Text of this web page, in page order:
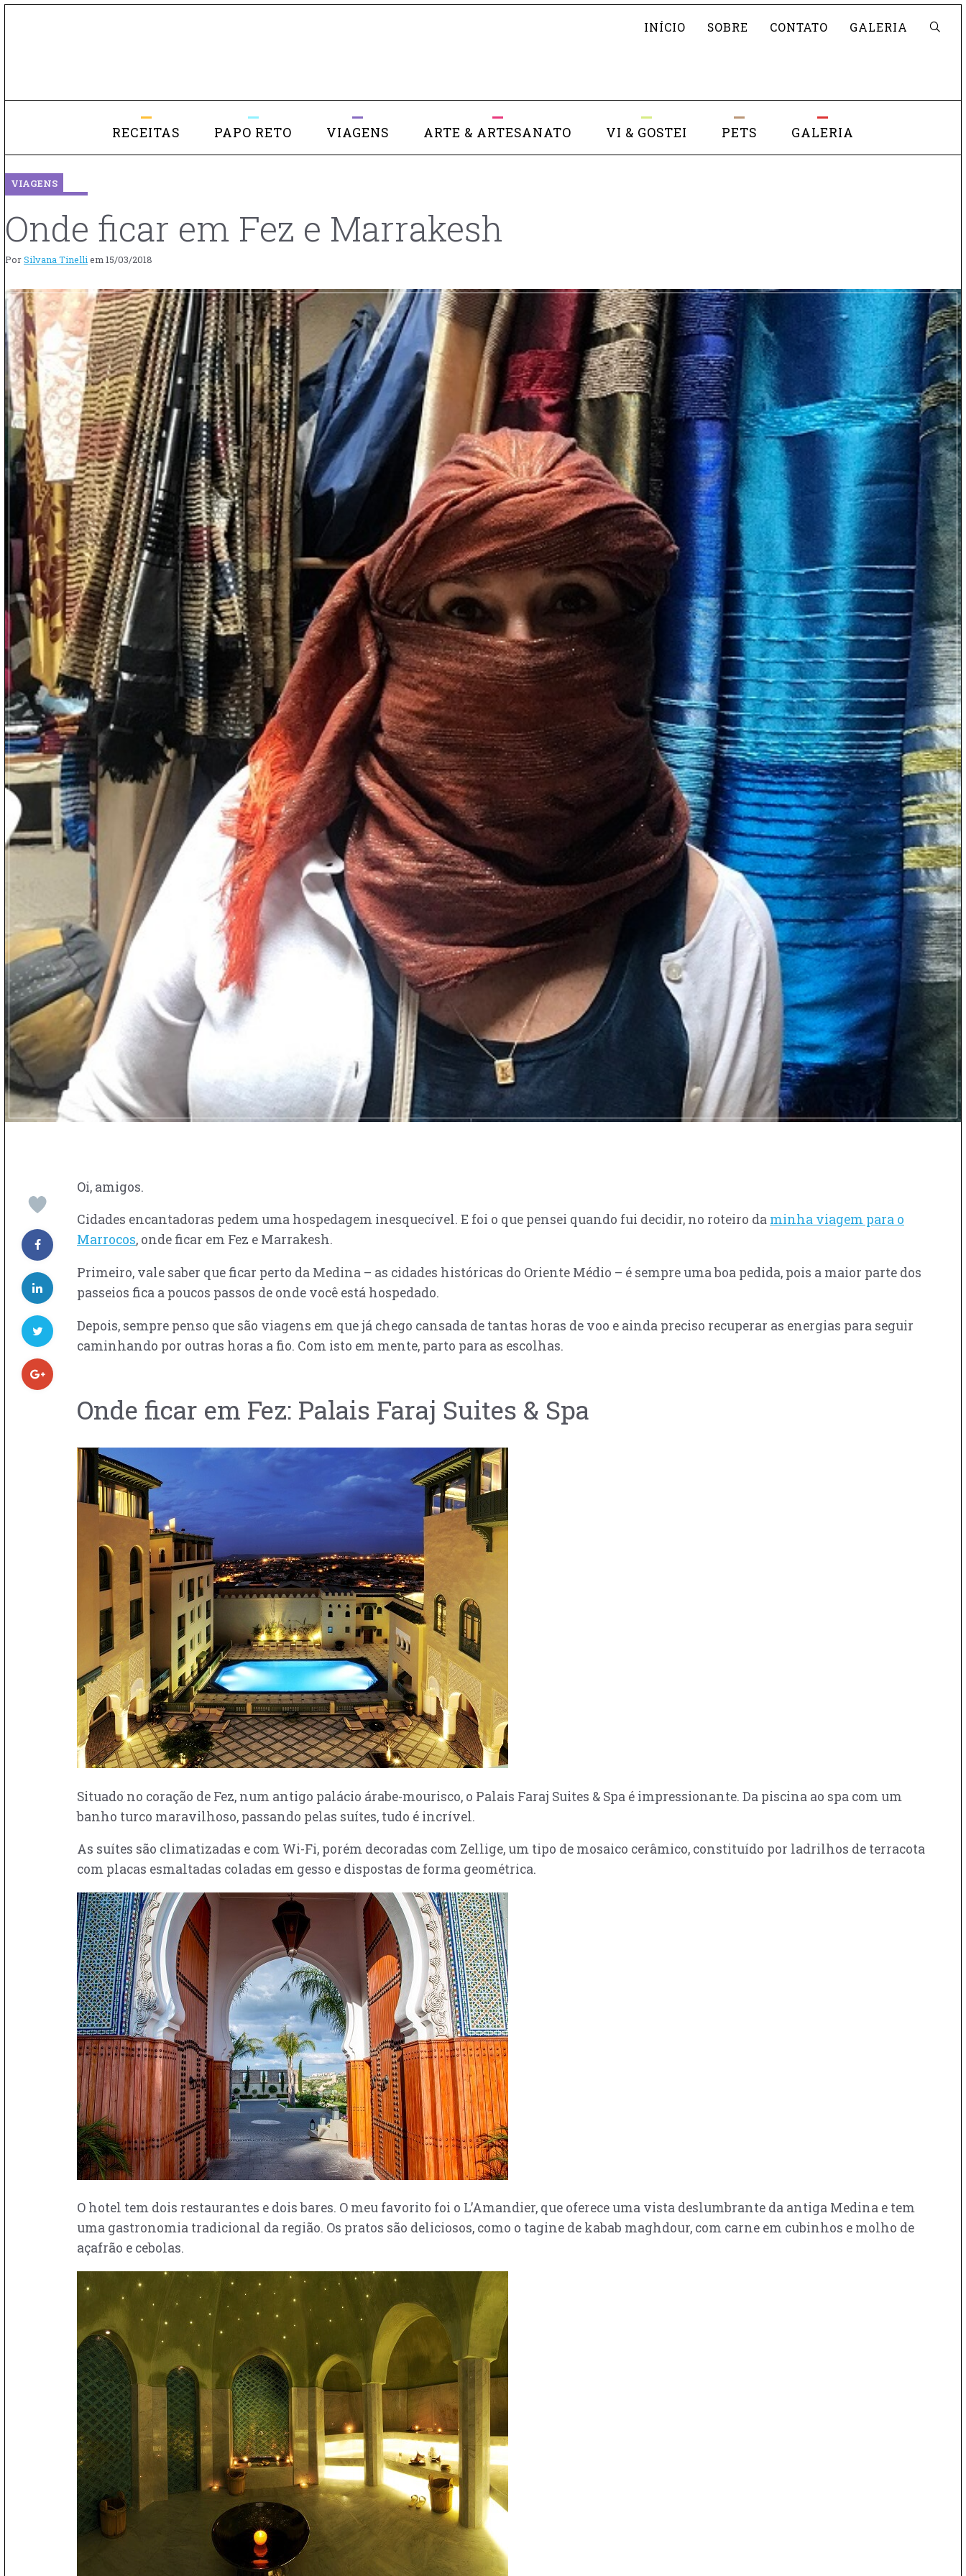
Pesquisar
INÍCIO
SOBRE CONTATO GALERIA
RECEITAS PAPO RETO VIAGENS ARTE & ARTESANATO VI & GOSTEI PETS GALERIA
VIAGENS
Onde ficar em Fez e Marrakesh
PorSilvana Tinelli em 15/03/2018
Oi, amigos.
Cidades encantadoras pedem uma hospedagem inesquecível. E foi o que pensei quando fui decidir, no roteiro da minha viagem para o
Marrocos, onde ficar em Fez e Marrakesh.
Primeiro, vale saber que ficar perto da Medina – as cidades históricas do Oriente Médio – é sempre uma boa pedida, pois a maior parte dos
passeios fica a poucos passos de onde você está hospedado.
Depois, sempre penso que são viagens em que já chego cansada de tantas horas de voo e ainda preciso recuperar as energias para seguir
caminhando por outras horas a fio. Com isto em mente, parto para as escolhas.
Onde ficar em Fez: Palais Faraj Suites & Spa
Situado no coração de Fez, num antigo palácio árabe-mourisco, o Palais Faraj Suites & Spa é impressionante. Da piscina ao spa com um
banho turco maravilhoso, passando pelas suítes, tudo é incrível.
As suítes são climatizadas e com Wi-Fi, porém decoradas com Zellige, um tipo de mosaico cerâmico, constituído por ladrilhos de terracota
com placas esmaltadas coladas em gesso e dispostas de forma geométrica.
O hotel tem dois restaurantes e dois bares. O meu favorito foi o L’Amandier, que oferece uma vista deslumbrante da antiga Medina e tem
uma gastronomia tradicional da região. Os pratos são deliciosos, como o tagine de kabab maghdour, com carne em cubinhos e molho de
açafrão e cebolas.